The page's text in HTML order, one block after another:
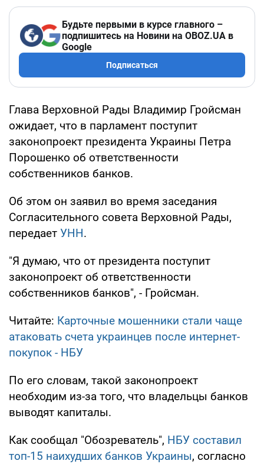
Будьте первыми в курсе главного –
подпишитесь на Новини на OBOZ.UA в
Google
Подписаться
Глава Верховной Рады Владимир Гройсман
ожидает, что в парламент поступит
законопроект президента Украины Петра
Порошенко об ответственности
собственников банков.
Об этом он заявил во время заседания
Согласительного совета Верховной Рады,
передает УНН.
"Я думаю, что от президента поступит
законопроект об ответственности
собственников банков", - Гройсман.
Читайте: Карточные мошенники стали чаще
атаковать счета украинцев после интернет-
покупок - НБУ
По его словам, такой законопроект
необходим из-за того, что владельцы банков
выводят капиталы.
Как сообщал "Обозреватель", НБУ составил
топ-15 наихудших банков Украины, согласно